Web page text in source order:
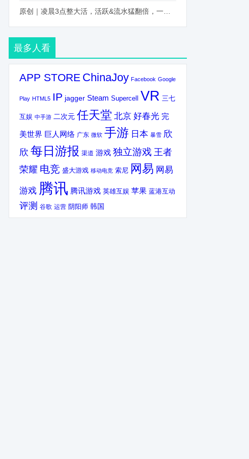
最多人看
APP STORE ChinaJoy Facebook Google
Play HTML5 IP jagger Steam Supercell VR 三七
互娱 中手游 二次元 任天堂 北京 好春光 完
美世界 巨人网络 广东 微软 手游 日本 暴雪 欣
欣 每日游报 渠道 游戏 独立游戏 王者
荣耀 电竞 盛大游戏 移动电竞 索尼 网易 网易
游戏 腾讯 腾讯游戏 英雄互娱 苹果 蓝港互动
评测 谷歌 运营 阴阳师 韩国